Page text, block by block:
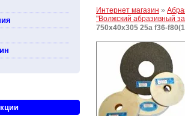
Интернет магазин »
"Волжский абразивный
750х40х305 25а f36-